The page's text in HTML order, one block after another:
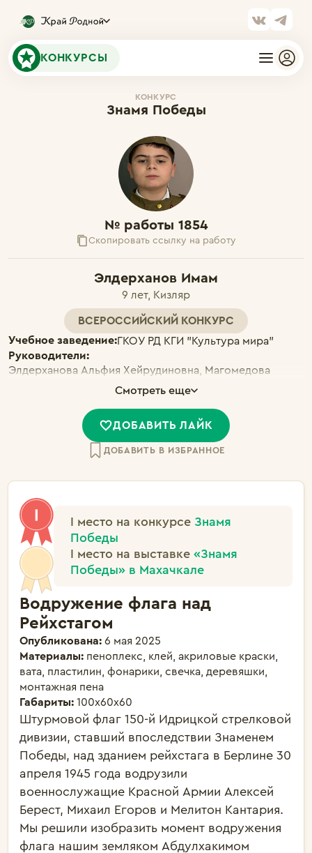
КОНКУРСЫ
КОНКУРС
Знамя Победы
№ работы 1854
Скопировать ссылку на работу
Элдерханов Имам
9 лет, Кизляр
ВСЕРОССИЙСКИЙ КОНКУРС
Учебное заведение:ГКОУ РД КГИ "Культура мира"
Руководители:
Элдерханова Альфия Хейрудиновна, Магомедова
Альбина Темирхановна, Бейрумова Елизавета
Смотреть еще
ДОБАВИТЬ ЛАЙК
ДОБАВИТЬ В ИЗБРАННОЕ
I место на конкурсе Знамя
Победы
I место на выставке «Знамя
Победы» в Махачкале
Водружение флага над
Рейхстагом
Опубликована: 6 мая 2025
Материалы: пеноплекс, клей, акриловые краски,
вата, пластилин, фонарики, свечка, деревяшки,
монтажная пена
Габариты: 100х60х60
Штурмовой флаг 150-й Идрицкой стрелковой
дивизии, ставший впоследствии Знаменем
Победы, над зданием рейхстага в Берлине 30
апреля 1945 года водрузили
военнослужащие Красной Армии Алексей
Берест, Михаил Егоров и Мелитон Кантария.
Мы решили изобразить момент водружения
флага нашим земляком Абдулхакимом